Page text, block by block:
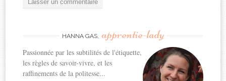
HANNA GAS, apprentie-lady
Passionnée par les subtilités de l'étiquette,
les règles de savoir-vivre, et les
raffinements de la politesse...